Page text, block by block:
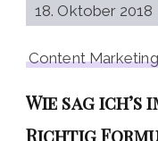
18. Oktober 2018
Content Marketing
Wie sag ich’s
Richtig